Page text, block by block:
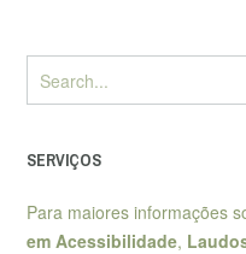
SERVIÇOS
Para maiores informações
em Acessibilidade,